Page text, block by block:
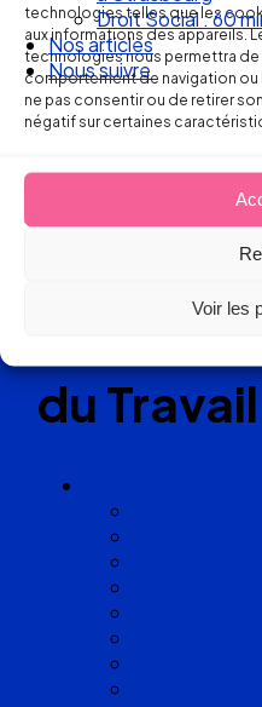
technologies telles que les
aux informations des appareils.
technologies nous permettra
comportement de navigation ou
ne pas consentir ou de retirer
négatif sur certaines
Voir les
Droit Social : 60
Nos articles
Nous suivre
Ellipse
Réseau
de
experts
du Travail